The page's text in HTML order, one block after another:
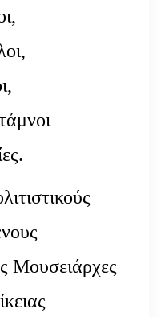
Μουσειάρχες